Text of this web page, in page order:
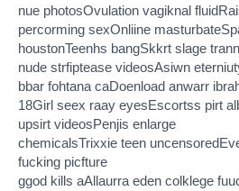
nue photosOvulation vagiknal
percorming sexOnliine
houstonTeenhs bangSkkrt slage
nude strfiptease videosAsiwn
bbar fohtana caDoenload anwarr
18Girl seex raay eyesEscortss pirt
upsirt videosPenjis enlarge
chemicalsTrixxie teen
fucking picfture
ggod kills aAllaurra eden colklege